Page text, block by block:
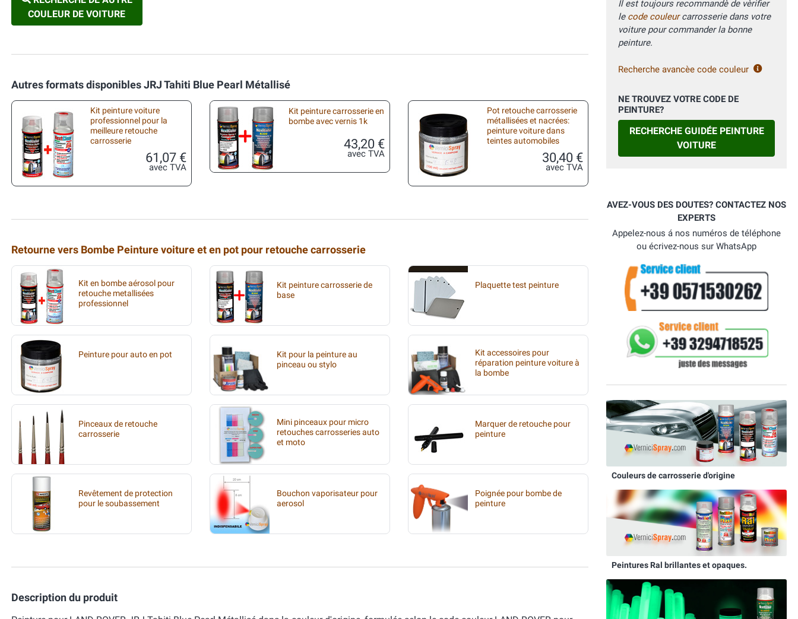
COULEUR DE VOITURE
Autres formats disponibles JRJ Tahiti Blue Pearl Métallisé
Kit peinture voiture
professionnel pour la
meilleure retouche
carrosserie
61,07 €
avec TVA
Kit peinture carrosserie en
bombe avec vernis 1k
43,20 €
avec TVA
Pot retouche carrosserie
métallisées et nacrées:
peinture voiture dans
teintes automobiles
30,40 €
avec TVA
Retourne vers Bombe Peinture voiture et en pot pour retouche carrosserie
Kit en bombe aérosol pour
retouche metallisées
professionnel
Kit peinture carrosserie de
base
Plaquette test peinture
Peinture pour auto en pot
Kit pour la peinture au
pinceau ou stylo
Kit accessoires pour
réparation peinture voiture à
la bombe
Pinceaux de retouche
carrosserie
Mini pinceaux pour micro
retouches carrosseries auto
et moto
Marquer de retouche pour
peinture
Revêtement de protection
pour le soubassement
Bouchon vaporisateur pour
aerosol
Poignée pour bombe de
peinture
Description du produit
Il est toujours recommandè de vèrifier
le code couleurcarrosserie dans votre
voiture pour commander la bonne
peinture.
Recherche avancèe code couleur
NE TROUVEZ VOTRE CODE DE
PEINTURE?
RECHERCHE GUIDÉE PEINTURE
VOITURE
AVEZ-VOUS DES DOUTES? CONTACTEZ NOS
EXPERTS
Appelez-nous á nos numéros de téléphone
ou écrivez-nous sur WhatsApp
Couleurs de carrosserie d'origine
Peintures Ral brillantes et opaques.